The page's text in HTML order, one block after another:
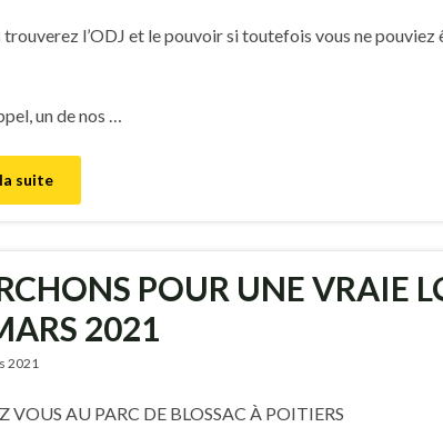
trouverez l’ODJ et le pouvoir si toutefois vous ne pouviez
un de nos …
suite
POUR UNE VRAIE
2021
2021
VOUS AU PARC DE BLOSSAC À POITIERS